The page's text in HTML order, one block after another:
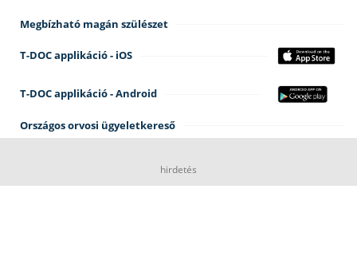
Megbízható magán szülészet
T-DOC applikáció - iOS
T-DOC applikáció - Android
Országos orvosi ügyeletkereső
hirdetés